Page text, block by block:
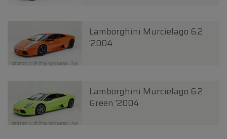
Lamborghini Murcielago 6.2
'2004
Lamborghini Murcielago 6.2
Green '2004